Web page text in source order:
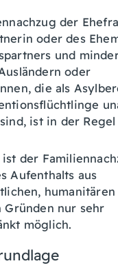
der
oder des
und
oder
die als
ist in der
der
Aufenthalts aus
Gründen nur sehr
möglich.